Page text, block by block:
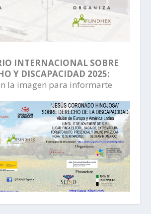
INTERNACIONAL SOBRE
Y DISCAPACIDAD 2025:
la imagen para informarte